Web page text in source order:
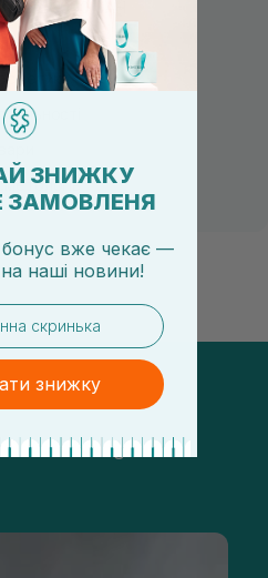
від 3000 UAH
в Instagram
ЗНИЖКУ
ЗАМОВЛЕНЯ
бонус вже чекає —
на наші новини!
знижку